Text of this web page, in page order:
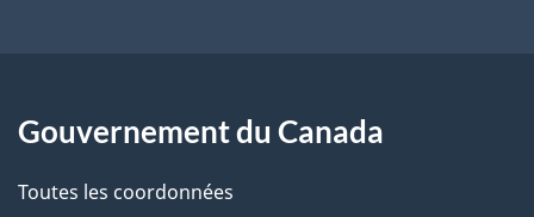
Gouvernement du Canada
Toutes les coordonnées